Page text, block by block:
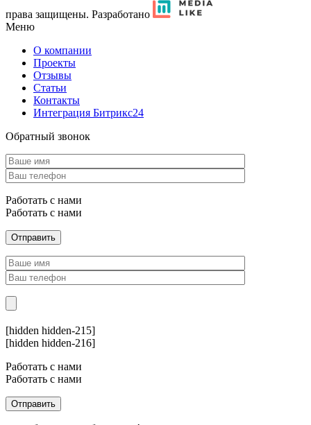
права защищены. Разработано
Меню
О компании
Проекты
Отзывы
Статьи
Контакты
Интеграция Битрикс24
Обратный звонок
Работать с нами
Работать с нами
[hidden hidden-215]
[hidden hidden-216]
Работать с нами
Работать с нами